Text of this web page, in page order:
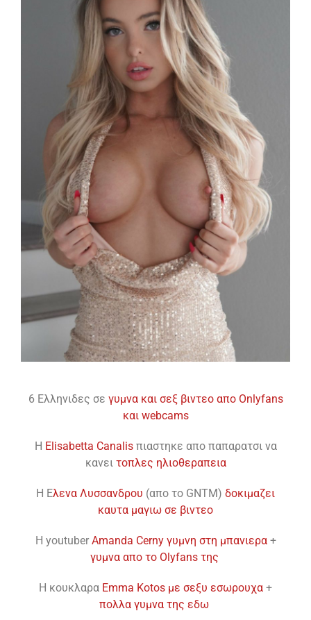
6 Ελληνιδες σε γυμνα και σεξ βιντεο απο Onlyfans
και webcams
H Elisabetta Canalisπιαστηκε απο παπαρατσι να
κανει τοπλες ηλιοθεραπεια
H Eλενα Λυσσανδρου (απο το GNTM) δοκιμαζει
καυτα μαγιω σε βιντεο
H youtuber Amanda Cerny γυμνη στη μπανιερα+
γυμνα απο το Olyfans της
H κουκλαρα Emma Kotos με σεξυ εσωρουχα +
πολλα γυμνα της εδω